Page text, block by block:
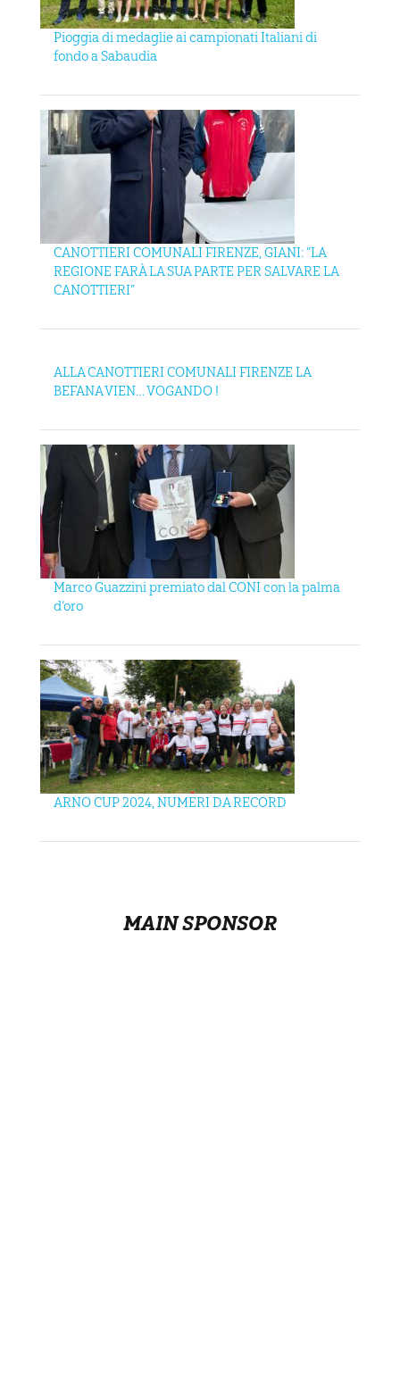
Pioggia di medaglie ai campionati Italiani di
fondo a Sabaudia
CANOTTIERI COMUNALI FIRENZE, GIANI: “LA
REGIONE FARÀ LA SUA PARTE PER SALVARE LA
CANOTTIERI”
ALLA CANOTTIERI COMUNALI FIRENZE LA
BEFANA VIEN… VOGANDO !
Marco Guazzini premiato dal CONI con la palma
d’oro
ARNO CUP 2024, NUMERI DA RECORD
MAIN SPONSOR